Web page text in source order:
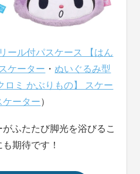
ール付パスケース 【はん
ケーター ・ ぬいぐるみ型
ロミ かぶりもの】 スケー
ケーター）
ふたたび脚光を浴びるこ
期待です！